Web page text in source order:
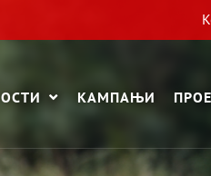
КАМПАЊИ